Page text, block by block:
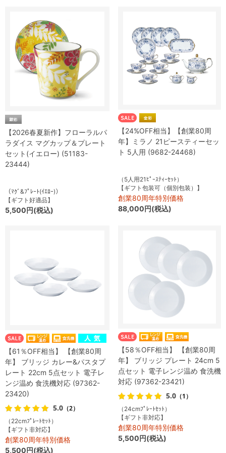
【2026春夏新作】フローラルパ
ラダイス マグカップ＆プレート
セット(イエロー) (51183-
23444)
（ﾏｸﾞ&ﾌﾟﾚｰﾄ(ｲｴﾛｰ)）
【ギフト好適品】
5,500円(税込)
【24%OFF相当】【創業80周
年】ミラノ 21ピースティーセッ
ト 5人用 (9682-24468)
（5人用21ﾋﾟｰｽﾃｨｰｾｯﾄ）
【ギフト包装可（個別包装）】
創業80周年特別価格
88,000円(税込)
【61％OFF相当】 【創業80周
年】 ブリッジ カレー&パスタプ
レート 22cm 5点セット 電子レ
ンジ温め 食洗機対応 (97362-
23420)
5.0 （2）
（22cmﾌﾟﾚｰﾄｾｯﾄ）
【ギフト非対応】
創業80周年特別価格
5,500円(税込)
【58％OFF相当】 【創業80周
年】 ブリッジ プレート 24cm 5
点セット 電子レンジ温め 食洗機
対応 (97362-23421)
5.0 （1）
（24cmﾌﾟﾚｰﾄｾｯﾄ）
【ギフト非対応】
創業80周年特別価格
5,500円(税込)